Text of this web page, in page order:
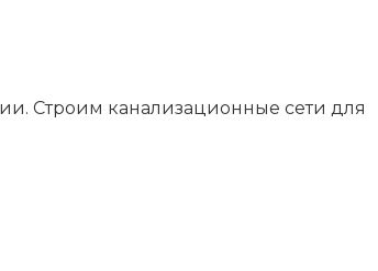
Строим канализационные сети для